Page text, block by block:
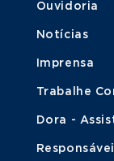
Ouvidoria
Notícias
Imprensa
Trabalhe
Dora -